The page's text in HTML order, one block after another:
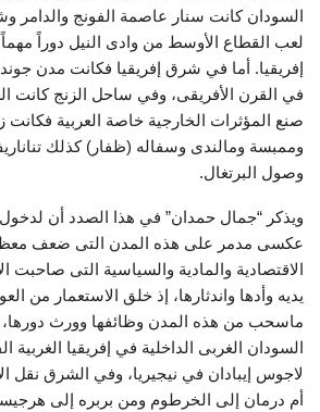
السودان كانت سنار عاصمة الفونج والدامر
لعب القطاع الأوسط من وادى النيل دوراً
إفريقيا. أما في شرق إفريقيا فكانت مدن
في القرن الأفريقى، وفي ساحل الزنج كانت
صنع المؤثرات الخارجية خاصة العربية فكانت
وممبسة ومالندى وسفاله (ظفار) كذلك
وصول البرتغال.
ويذكر “جمال حمدان” في هذا الصدد أن لدخول
عكسى مدمر على هذه المدن التى ضعف
الاقتصادية والمادية والسياسية التى صاحبت
يديه وأدها واندثارها، إذ خلق الاستعمار من
ماسحب من هذه المدن وظائفها وورث
السودان الغربى الداخلية في إفريقيا الغربية
لاجوس إيبادان في نيجيريا، وفي الشرق نقل
أم درمان إلى الخرطوم ومن بربره إلى